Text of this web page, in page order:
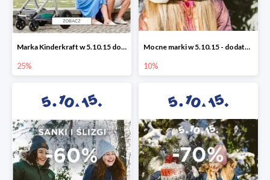
Marka Kinderkraft w 5.10.15 do -25%
25%
Mocne marki w 5.10.15 - dodatkowe -10% rabatu
10%